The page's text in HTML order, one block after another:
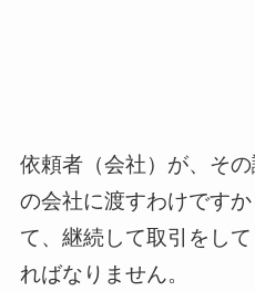
依頼者（会社）が、そ
の会社に渡すわけです
て、継続して取引をし
ればなりません。